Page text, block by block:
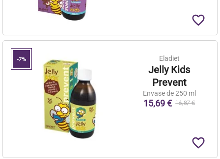
favorite_border
-7% Eladiet
Jelly Kids
Prevent
Envase de 250 ml
15,69 € 16,87 €
favorite_border